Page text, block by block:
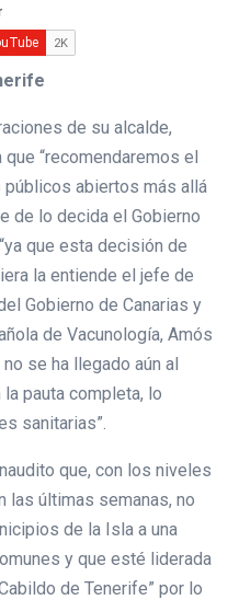
de su alcalde,
“recomendaremos el
abiertos más allá
de lo decida el Gobierno
que esta decisión de
la entiende el jefe de
Gobierno de Canarias y
de Vacunología, Amós
se ha llegado aún al
pauta completa, lo
sanitarias”.
que, con los niveles
las últimas semanas, no
de la Isla a una
y que esté liderada
de Tenerife” por lo